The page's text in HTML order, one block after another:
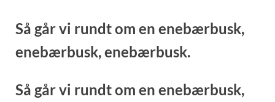
Så går vi rundt om en enebærbusk,
enebærbusk,enebærbusk.
Så går vi rundt om en enebærbusk,